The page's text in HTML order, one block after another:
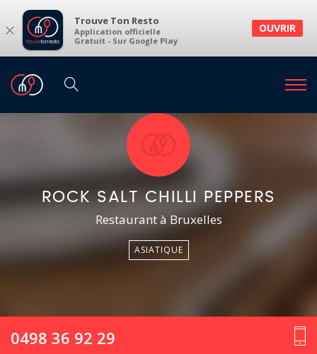
× Trouve Ton Resto
Application officielle
Gratuit - Sur Google Play
OUVRIR
ROCK SALT CHILLI PEPPERS
Restaurant à Bruxelles
ASIATIQUE
0498 36 92 29